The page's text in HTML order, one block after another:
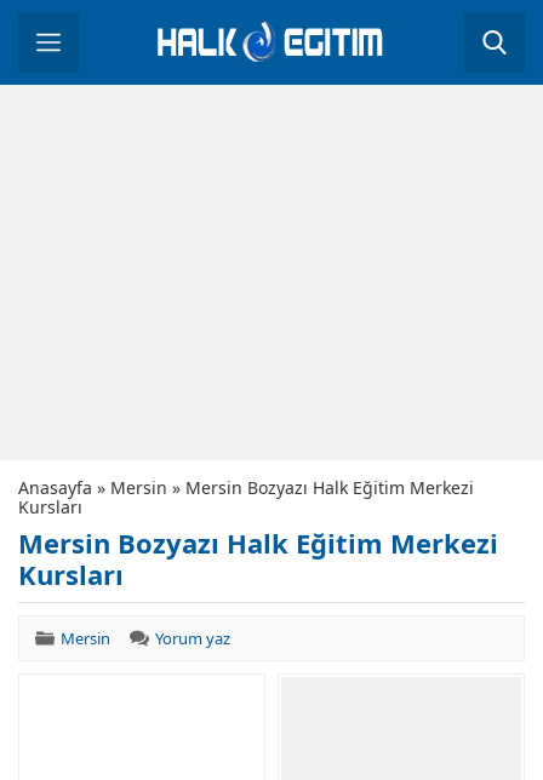
Anasayfa » Mersin » Mersin Bozyazı Halk Eğitim Merkezi
Kursları
Mersin Bozyazı Halk Eğitim Merkezi
Kursları
Mersin Yorum yaz